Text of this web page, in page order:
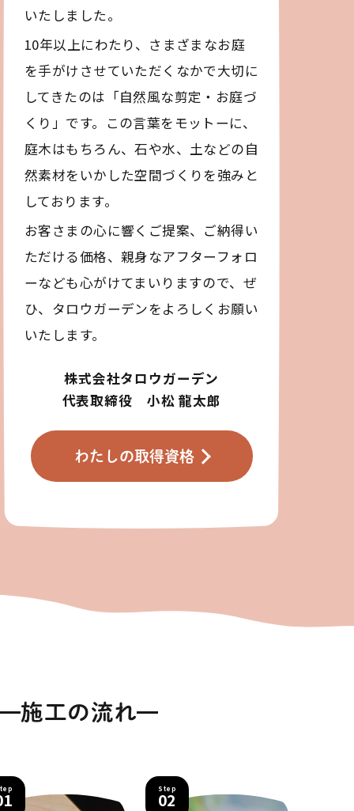
いたしました。
10年以上にわたり、さまざまなお庭
を手がけさせていただくなかで大切に
してきたのは「自然風な剪定・お庭づ
くり」です。この言葉をモットーに、
庭木はもちろん、石や水、土などの自
然素材をいかした空間づくりを強みと
しております。
お客さまの心に響くご提案、ご納得い
ただける価格、親身なアフターフォロ
ーなども心がけてまいりますので、ぜ
ひ、タロウガーデンをよろしくお願い
いたします。
株式会社タロウガーデン
代表取締役 小松 龍太郎
わたしの取得資格
施工の流れ
Step
02